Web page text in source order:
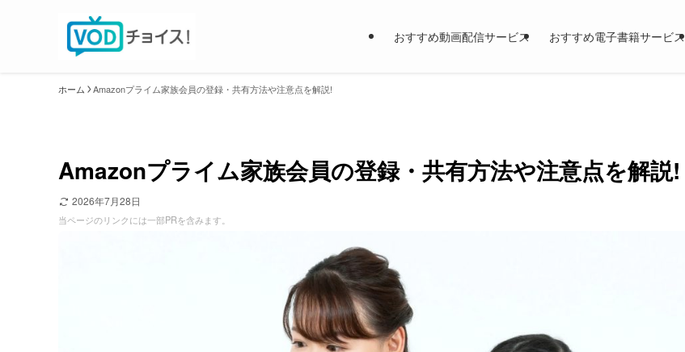
おすすめ動画配信サービス おすすめ電子書籍サービス
ホーム Amazonプライム家族会員の登録・共有方法や注意点を解説!
Amazonプライム家族会員の登録・共有方法や注意点を解説!
2026年7月28日
当ページのリンクには一部PRを含みます。